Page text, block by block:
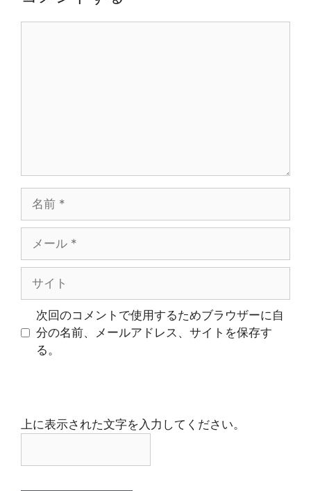
ル
次回のコメントで使用するためブラウザーに自
分の名前、メールアドレス、サイトを保存す
る。
上に表示された文字を入力してください。